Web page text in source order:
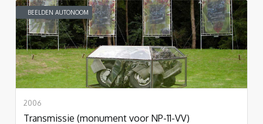
BEELDEN AUTONOOM
2006
Transmissie (monument voor NP-11-VV)